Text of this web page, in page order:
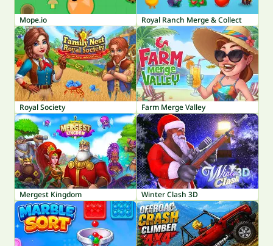
Mope.io Royal Ranch Merge & Collect
Royal Society Farm Merge Valley
Mergest Kingdom Winter Clash 3D